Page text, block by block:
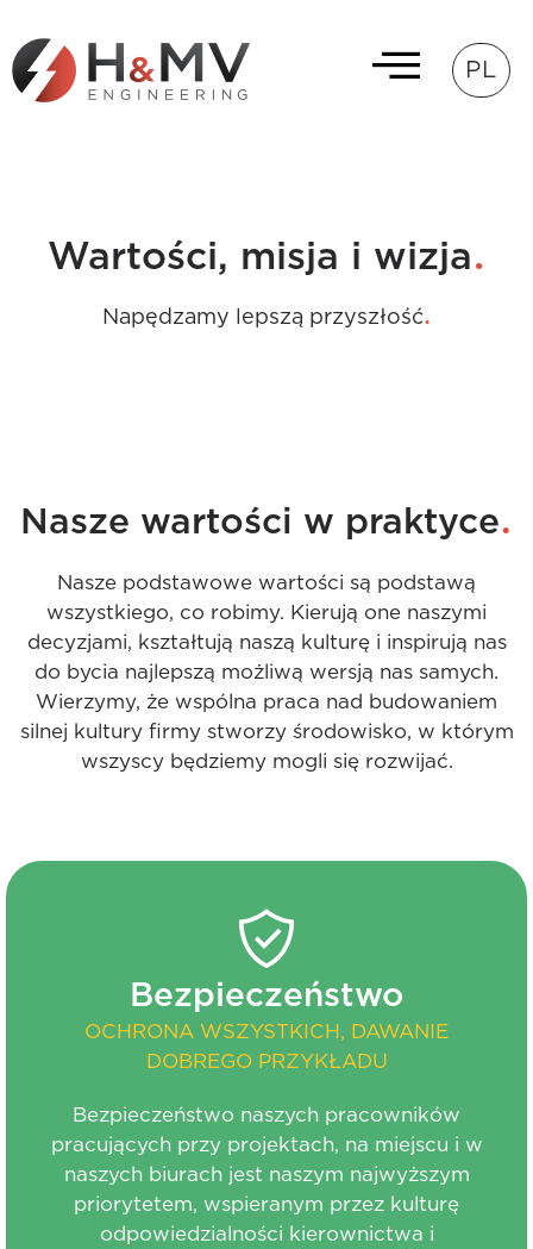
PL
Wartości, misja i wizja.
Napędzamy lepszą przyszłość.
Nasze wartości w praktyce.
Nasze podstawowe wartości są podstawą
wszystkiego, co robimy. Kierują one naszymi
decyzjami, kształtują naszą kulturę i inspirują nas
do bycia najlepszą możliwą wersją nas samych.
Wierzymy, że wspólna praca nad budowaniem
silnej kultury firmy stworzy środowisko, w którym
wszyscy będziemy mogli się rozwijać.
Bezpieczeństwo
OCHRONA WSZYSTKICH, DAWANIE
DOBREGO PRZYKŁADU
Bezpieczeństwo naszych pracowników
pracujących przy projektach, na miejscu i w
naszych biurach jest naszym najwyższym
priorytetem, wspieranym przez kulturę
odpowiedzialności kierownictwa i